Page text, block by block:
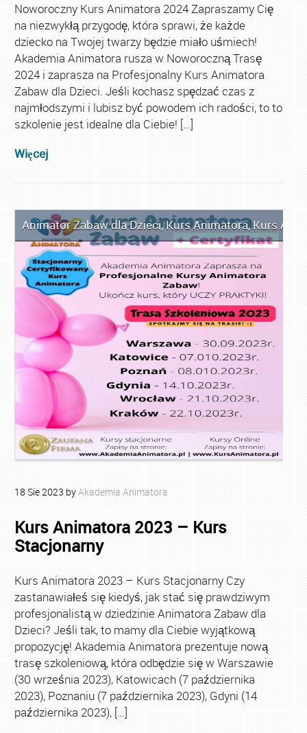
Noworoczny Kurs Animatora 2024 Zapraszamy Cię
na niezwykłą przygodę, która sprawi, że każde
dziecko na Twojej twarzy będzie miało uśmiech!
Akademia Animatora rusza w Noworoczną Trasę
2024 i zaprasza na Profesjonalny Kurs Animatora
Zabaw dla Dzieci. Jeśli kochasz spędzać czas z
najmłodszymi i lubisz być powodem ich radości, to to
szkolenie jest idealne dla Ciebie! […]
Więcej
Animator Zabaw dla Dzieci,Kurs Animatora,Kurs
18 Sie2023 byAkademia Animatora
Kurs Animatora 2023 – Kurs
Stacjonarny
Kurs Animatora 2023 – Kurs Stacjonarny Czy
zastanawiałeś się kiedyś, jak stać się prawdziwym
profesjonalistą w dziedzinie Animatora Zabaw dla
Dzieci? Jeśli tak, to mamy dla Ciebie wyjątkową
propozycję! Akademia Animatora prezentuje nową
trasę szkoleniową, która odbędzie się w Warszawie
(30 września 2023), Katowicach (7 października
2023), Poznaniu (7 października 2023), Gdyni (14
października 2023), […]